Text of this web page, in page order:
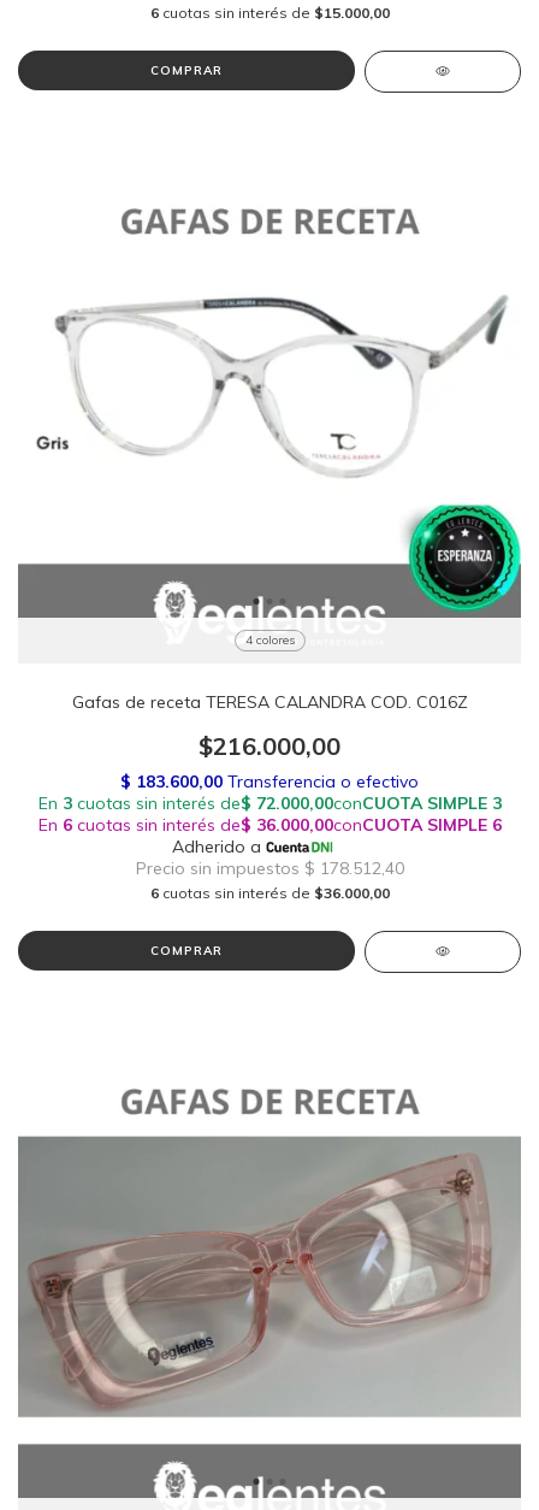
6 cuotas sin interés de $15.000,00
4 colores
Gafas de receta TERESA CALANDRA COD. C016Z
$216.000,00
6 cuotas sin interés de $36.000,00
COMPRAR